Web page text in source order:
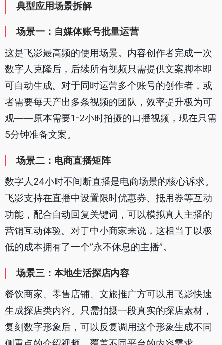
典型应用场景拆解
场景一：自媒体账号批量运营
这是飞影最高频的使用场景。内容创作者完成一次
数字人克隆后，后续所有视频只需提供文案脚本即
可自动生成。对于同时运营多个账号的创作者，或
者需要每天产出多条视频的团队，效率提升极为可
观——原本需要1-2小时拍摄的口播视频，现在只需
5分钟准备文案。
场景二：电商直播矩阵
数字人24小时不间断直播是电商场景的核心诉求。
飞影支持在直播中设置限时优惠券、抵用券等互动
功能，配合自动回复关键词，可以模拟真人主播的
营销互动体验。对于中小商家来说，这相当于以极
低的成本拥有了一个”永不休息的主播”。
场景三：本地生活探店内容
餐饮商家、零售店铺、文旅推广方可以用飞影快速
生成探店类内容。只需拍摄一段真实的探店素材，
复刻数字形象后，可以反复调用这个形象生成不同